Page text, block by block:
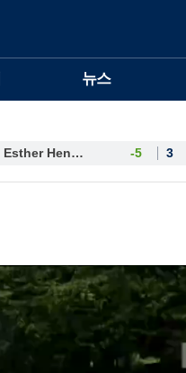
뉴스
Esther Henseleit -5 3